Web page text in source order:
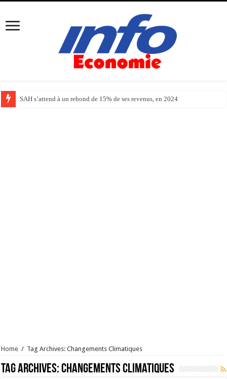
SAH s’attend à un rebond de 15% de ses revenus, en 2024
Home / Tag Archives: Changements Climatiques
Tag Archives:Changements Climatiques